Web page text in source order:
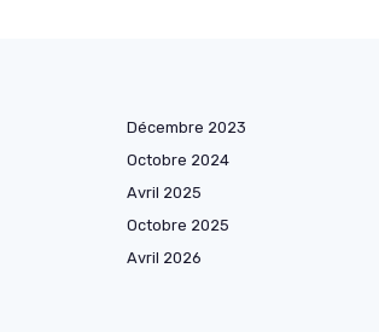
Décembre 2023
Octobre 2024
Avril 2025
Octobre 2025
Avril 2026